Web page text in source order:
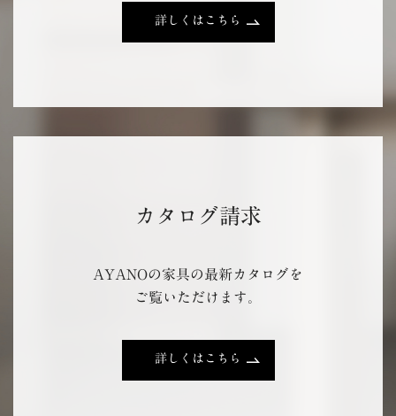
詳しくはこちら
カタログ請求
AYANOの家具の最新カタログを
ご覧いただけます。
詳しくはこちら